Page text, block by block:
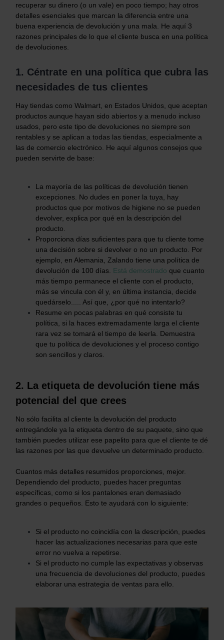
recuperar su dinero (o un vale) en poco tiempo; hay otros
detalles esenciales que marcan la diferencia entre una
buena experiencia de devolución y una mala. He aquí 3
razones principales de lo que el cliente busca en una política
de devoluciones.
1. Céntrate en una política que cubra las
necesidades de tus clientes
Hay tiendas como Walmart, en Estados Unidos, que aceptan
productos aunque hayan sido abiertos y a menudo incluso
usados, pero este tipo de devoluciones no siempre son
rentables y se aplican a todas las tiendas, especialmente a
las de comercio electrónico. He aquí algunos consejos que
pueden servirte de base:
La mayoría de las políticas de devolución tienen
excepciones. No dudes en poner la tuya, hay
productos que por motivos de higiene no se pueden
devolver, explica por qué en la descripción del
producto.
Proporciona días suficientes para que tu cliente tome
una decisión sobre si devolver o no un producto. Por
ejemplo, en Alemania, Zalando tiene una política de
devolución de 100 días. Está demostrado que cuanto
más tiempo permanece el cliente con el producto,
más se vincula con él y, en última instancia, decide
quedárselo..... Así que, ¿por qué no intentarlo?
Resume en pocas palabras en qué consiste tu
política, si la haces extremadamente larga el cliente
rara vez se tomará el tiempo de leerla. Demuestra
que tu política de devoluciones y el proceso contigo
son sencillos y claros.
2. La etiqueta de devolución tiene más
potencial del que crees
No sólo facilita al cliente la devolución del producto
entregándole ya la etiqueta dentro de su paquete, sino que
también puedes utilizar ese papelito para que el cliente te dé
las razones por las que devuelve un determinado producto.
Cuantos más detalles resumidos proporciones, mejor.
Dependiendo del producto, puedes hacer preguntas
específicas, como si los pantalones eran demasiado
grandes o pequeños. Esto te ayudará con lo siguiente:
Si el producto no coincidía con la descripción, puedes
hacer las actualizaciones necesarias para que este
error no vuelva a repetirse.
Si el producto no cumple las expectativas y observas
una frecuencia de devoluciones del producto, puedes
elaborar una estrategia de ventas para ello.